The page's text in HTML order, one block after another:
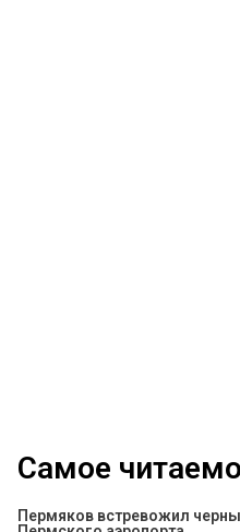
Самое
Пермяков встревожил